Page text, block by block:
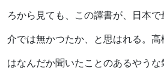
ろから見ても、この譯書が、日本
介では無かつたか、と思はれる。
はなんだか聞いたことのあるやうな